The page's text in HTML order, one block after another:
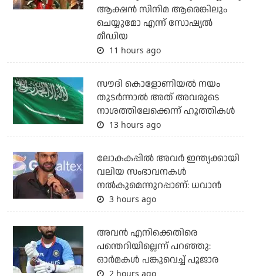
ആക്ഷന്‍ സിനിമ ആരെങ്കിലും
ചെയ്യുമോ എന്ന് സോഷ്യല്‍
മീഡിയ
11 hours ago
സൗദി കൊളോണിയല്‍ നയം
തുടര്‍ന്നാല്‍ അത് അവരുടെ
നാശത്തിലേക്കെന്ന് ഹൂത്തികള്‍
13 hours ago
ലോകകപ്പിൽ അവര്‍ ഇന്ത്യക്കായി
വലിയ സംഭാവനകള്‍
നല്‍കുമെന്നുറപ്പാണ്: ധവാന്‍
3 hours ago
അവന്‍ എനിക്കെതിരെ
പന്തെറിയില്ലെന്ന് പറഞ്ഞു:
ഓര്‍മകള്‍ പങ്കുവെച്ച് പൂജാര
2 hours ago